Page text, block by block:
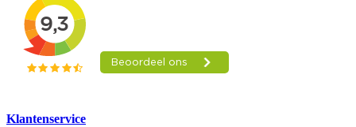
Klantenservice